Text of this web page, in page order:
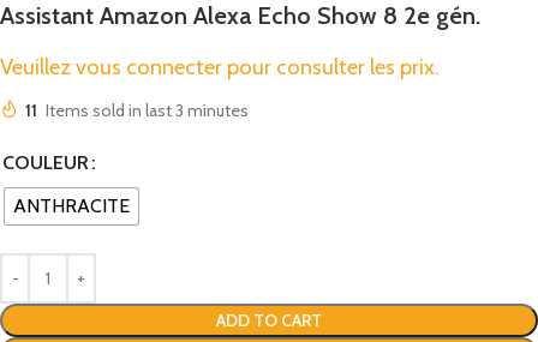
Assistant Amazon Alexa Echo Show 8 2e gén.
Veuillez vous connecter pour consulter les prix.
11 Items sold in last 3 minutes
COULEUR
ANTHRACITE
ADD TO CART